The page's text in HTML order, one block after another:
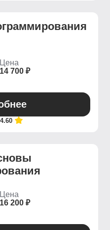
Цена
14 700 ₽
4.60
Цена
16 200 ₽